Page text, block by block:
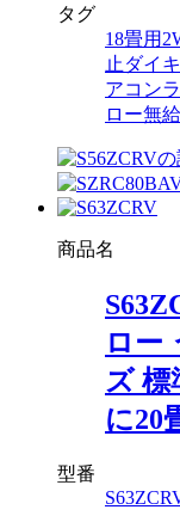
タグ
18畳用
止 ダイ
アコン
ロー無
商品名
ロー
ズ 標
に20
型番